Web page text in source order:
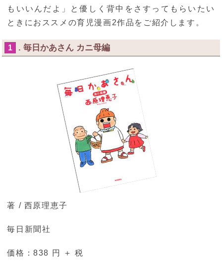
もいいんだよ」と優しく背中をさすってもらいたい
ときにおススメの育児漫画2作品をご紹介します。
1 . 毎日かあさん カニ母編
著 / 西原理恵子
毎日新聞社
価格：838 円 ＋ 税